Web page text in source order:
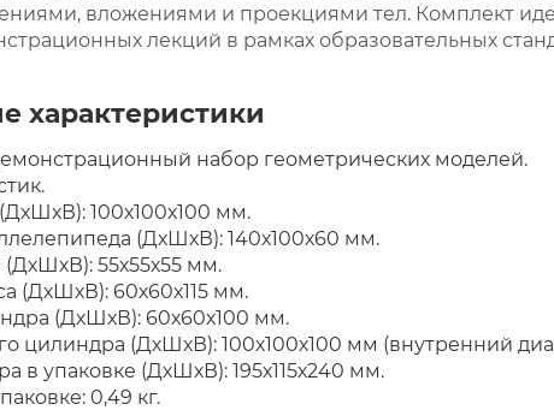
вложениями и проекциями тел. Комплект
лекций в рамках образовательных
характеристики
набор геометрических моделей.
100х100х100 мм.
(ДхШхВ): 140х100х60 мм.
55х55х55 мм.
(ДхШхВ): 60х60х115 мм.
(ДхШхВ): 60х60х100 мм.
цилиндра (ДхШхВ): 100х100х100 мм (внутренний
в упаковке (ДхШхВ): 195х115х240 мм.
0,49 кг.